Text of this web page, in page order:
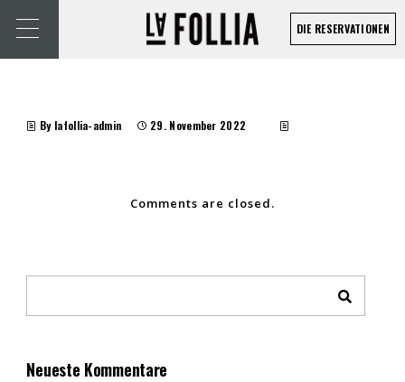
DIE RESERVATIONEN
By lafollia-admin 29. November 2022
Comments are closed.
Neueste Kommentare